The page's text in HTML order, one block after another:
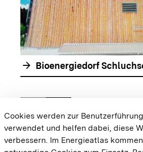
arrow_forward Bioenergiedorf
Zur vorhergehenden Folie
chevron_rightZur nächsten Folie
{{#displayPraxisbeispielMap}}
Cookies werden zur
verwendet und helfen dabei, diese
verbessern. Im Energieatlas